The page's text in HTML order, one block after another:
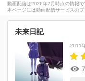
動画配信は2026年7月時点の情報
本ページには動画配信サービスの
未来日記
2011